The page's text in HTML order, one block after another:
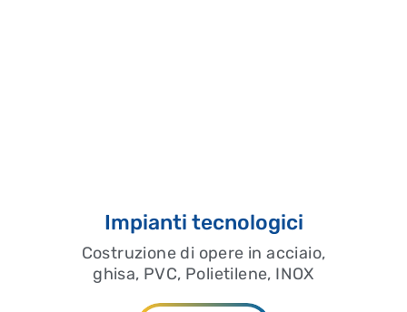
Impianti tecnologici
Costruzione di opere in acciaio,
ghisa, PVC, Polietilene, INOX